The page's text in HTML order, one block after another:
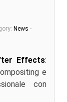
News -
Effects:
e
con